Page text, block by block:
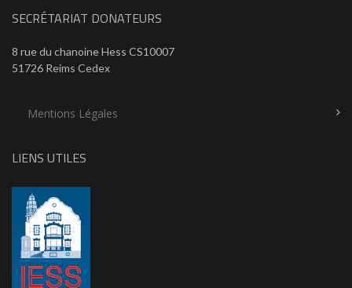
SECRÉTARIAT DONATEURS
8 rue du chanoine Hess CS10007
51726 Reims Cedex
Mentions Légales
LIENS UTILES